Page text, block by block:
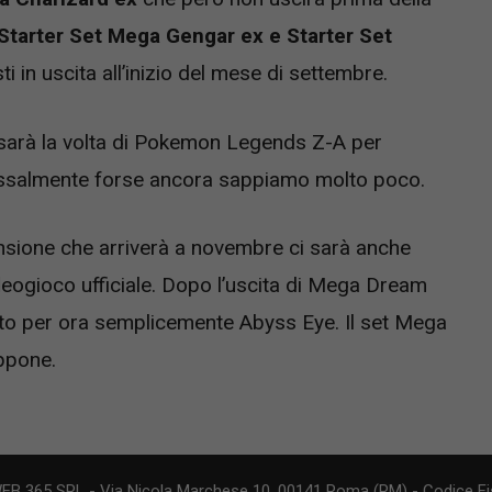
Set Mega Gengar ex e Starter Set
in uscita all’inizio del mese di settembre.
la volta di Pokemon Legends Z-A per
forse ancora sappiamo molto poco.
che arriverà a novembre ci sarà anche
ufficiale. Dopo l’uscita di Mega Dream
per ora semplicemente Abyss Eye. Il set Mega